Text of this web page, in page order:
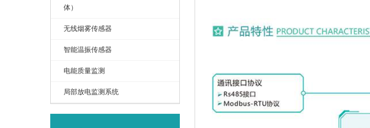
体）
无线烟雾传感器
智能温振传感器
电能质量监测
局部放电监测系统